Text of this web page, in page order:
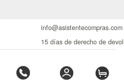
info@asistentecompras.com
15 días de derecho de